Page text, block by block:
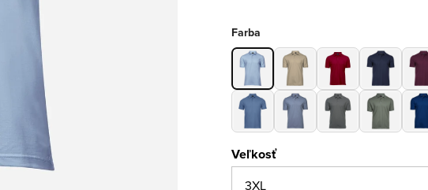
Farba
Veľkosť